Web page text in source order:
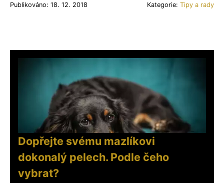
Publikováno: 18. 12. 2018 Kategorie: Tipy a rady
Dopřejte svému mazlíkovi
dokonalý pelech. Podle čeho
vybrat?